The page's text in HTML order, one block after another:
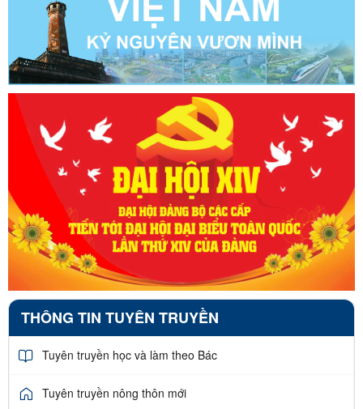
THÔNG TIN TUYÊN TRUYỀN
Tuyên truyền học và làm theo Bác
Tuyên truyền nông thôn mới